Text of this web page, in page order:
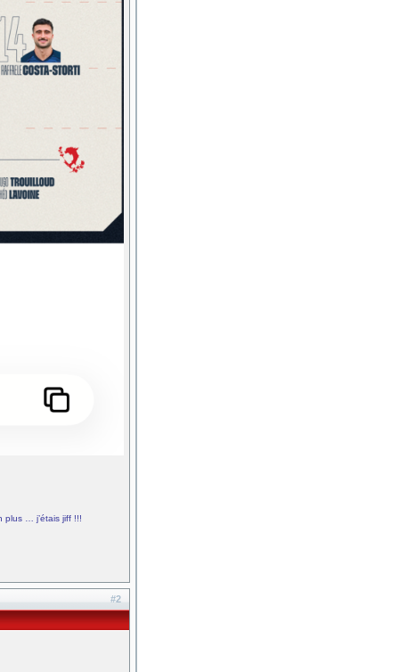
plus … j’étais jiff !!!
#2